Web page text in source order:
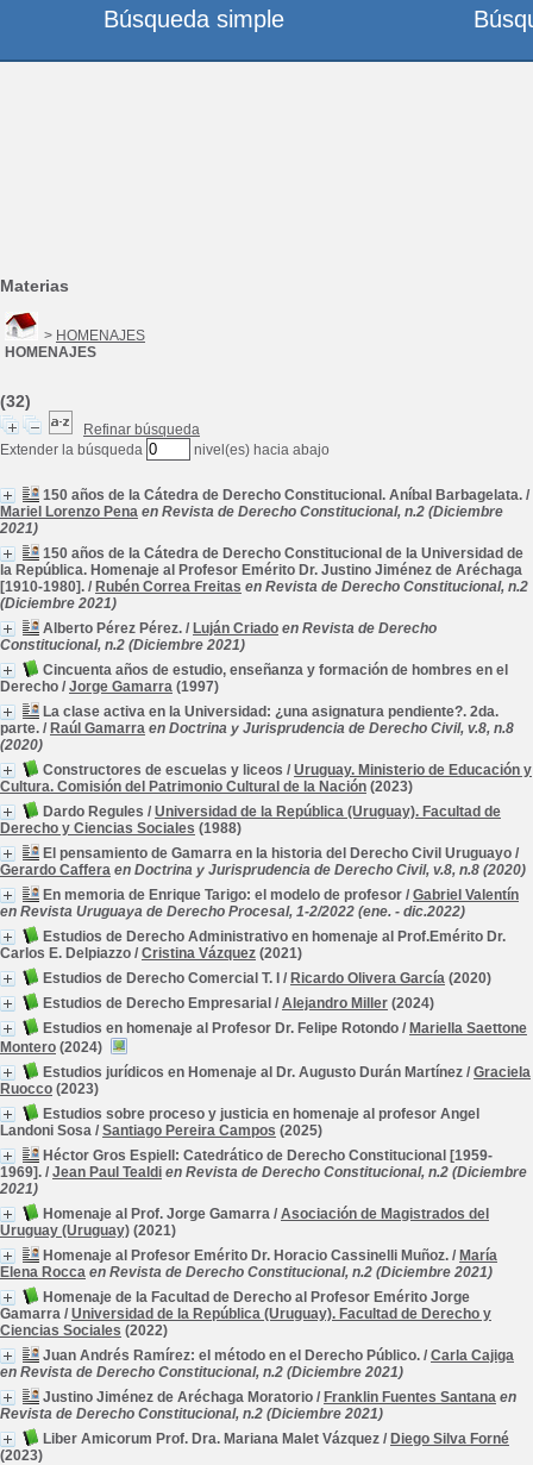
Materias
> HOMENAJES
HOMENAJES
(32)
Refinar búsqueda
Extender la búsqueda
nivel(es) hacia abajo
150 años de la Cátedra de Derecho Constitucional. Aníbal Barbagelata. /
Mariel Lorenzo Pena en Revista de Derecho Constitucional, n.2 (Diciembre
2021)
150 años de la Cátedra de Derecho Constitucional de la Universidad de
la República. Homenaje al Profesor Emérito Dr. Justino Jiménez de Aréchaga
[1910-1980]. / Rubén Correa Freitas en Revista de Derecho Constitucional, n.2
(Diciembre 2021)
Alberto Pérez Pérez. / Luján Criado en Revista de Derecho
Constitucional, n.2 (Diciembre 2021)
Cincuenta años de estudio, enseñanza y formación de hombres en el
Derecho / Jorge Gamarra (1997)
La clase activa en la Universidad: ¿una asignatura pendiente?. 2da.
parte. / Raúl Gamarra en Doctrina y Jurisprudencia de Derecho Civil, v.8, n.8
(2020)
Constructores de escuelas y liceos / Uruguay. Ministerio de Educación y
Cultura. Comisión del Patrimonio Cultural de la Nación (2023)
Dardo Regules / Universidad de la República (Uruguay). Facultad de
Derecho y Ciencias Sociales (1988)
El pensamiento de Gamarra en la historia del Derecho Civil Uruguayo /
Gerardo Caffera en Doctrina y Jurisprudencia de Derecho Civil, v.8, n.8 (2020)
En memoria de Enrique Tarigo: el modelo de profesor / Gabriel Valentín
en Revista Uruguaya de Derecho Procesal, 1-2/2022 (ene. - dic.2022)
Estudios de Derecho Administrativo en homenaje al Prof.Emérito Dr.
Carlos E. Delpiazzo / Cristina Vázquez (2021)
Estudios de Derecho Comercial T. I
/ Ricardo Olivera García (2020)
Estudios de Derecho Empresarial / Alejandro Miller (2024)
Estudios en homenaje al Profesor Dr. Felipe Rotondo / Mariella Saettone
Montero (2024)
Estudios jurídicos en Homenaje al Dr. Augusto Durán Martínez / Graciela
Ruocco (2023)
Estudios sobre proceso y justicia en homenaje al profesor Angel
Landoni Sosa / Santiago Pereira Campos (2025)
Héctor Gros Espiell: Catedrático de Derecho Constitucional [1959-
1969]. / Jean Paul Tealdi en Revista de Derecho Constitucional, n.2 (Diciembre
2021)
Homenaje al Prof. Jorge Gamarra / Asociación de Magistrados del
Uruguay (Uruguay) (2021)
Homenaje al Profesor Emérito Dr. Horacio Cassinelli Muñoz. / María
Elena Rocca en Revista de Derecho Constitucional, n.2 (Diciembre 2021)
Homenaje de la Facultad de Derecho al Profesor Emérito Jorge
Gamarra / Universidad de la República (Uruguay). Facultad de Derecho y
Ciencias Sociales (2022)
Juan Andrés Ramírez: el método en el Derecho Público. / Carla Cajiga
en Revista de Derecho Constitucional, n.2 (Diciembre 2021)
Justino Jiménez de Aréchaga Moratorio / Franklin Fuentes Santana en
Revista de Derecho Constitucional, n.2 (Diciembre 2021)
Liber Amicorum Prof. Dra. Mariana Malet Vázquez / Diego Silva Forné
(2023)
Búsqueda simple